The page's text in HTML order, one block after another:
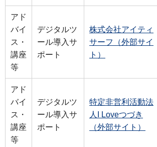
アド
バイ
ス・
講座
等
デジタルツ
ール導入サ
ポート
株式会社アイティ
サーフ（外部サイ
ト）
アド
バイ
ス・
講座
等
デジタルツ
ール導入サ
ポート
特定非営利活動法
人I Loveつづき
（外部サイト）